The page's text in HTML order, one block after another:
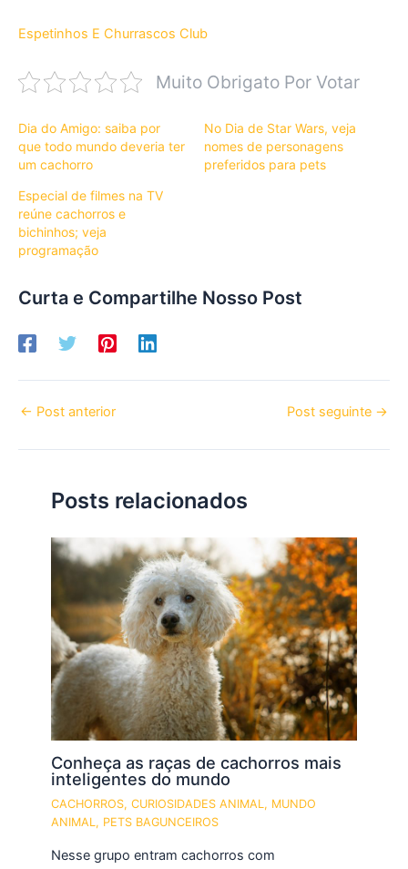
Espetinhos E Churrascos Club
Muito Obrigato Por Votar
Dia do Amigo: saiba por
que todo mundo deveria ter
um cachorro
No Dia de Star Wars, veja
nomes de personagens
preferidos para pets
Especial de filmes na TV
reúne cachorros e
bichinhos; veja
programação
Curta e Compartilhe Nosso Post
← Post anterior Post seguinte →
Posts relacionados
Conheça as raças de cachorros mais
inteligentes do mundo
CACHORROS,CURIOSIDADES ANIMAL , MUNDO
ANIMAL , PETS BAGUNCEIROS
Nesse grupo entram cachorros com